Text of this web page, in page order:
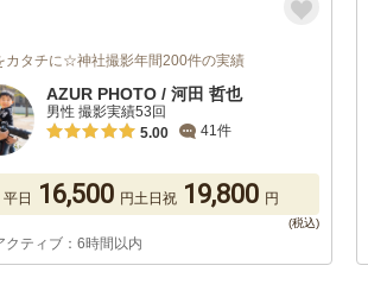
カタチに☆神社撮影年間200件の実績
AZUR PHOTO / 河田 哲也
男性 撮影実績53回
5.00
41件
平日 16,500 円土日祝 19,800 円
クティブ：6時間以内